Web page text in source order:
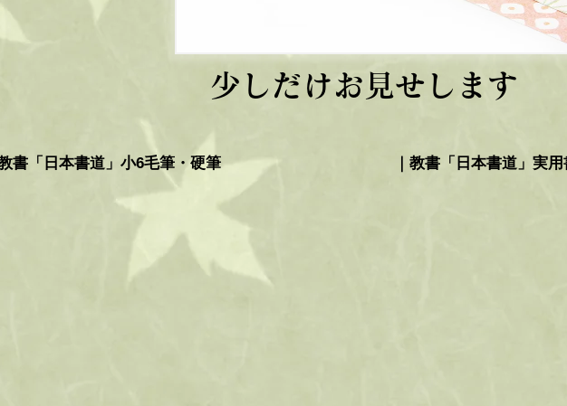
少しだけお見せします
教書「日本書道」小6毛筆・硬筆 ｜教書「日本書道」実用